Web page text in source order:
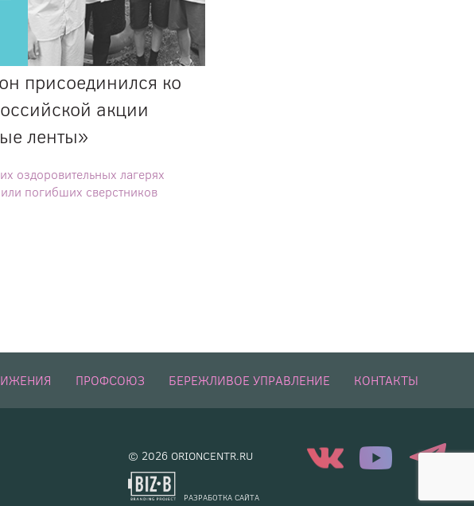
присоединился ко
акции
ленты»
оздоровительных лагерях
погибших сверстников
ПРОФСОЮЗ БЕРЕЖЛИВОЕ УПРАВЛЕНИЕ КОНТАКТЫ
© 2026 ORIONCENTR.RU
РАЗРАБОТКА САЙТА